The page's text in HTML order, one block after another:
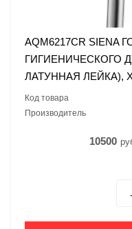
AQM6217CR
ГИГИЕНИЧЕСКОГО
ЛАТУННАЯ ЛЕЙКА),
Код товара
Производитель
10500